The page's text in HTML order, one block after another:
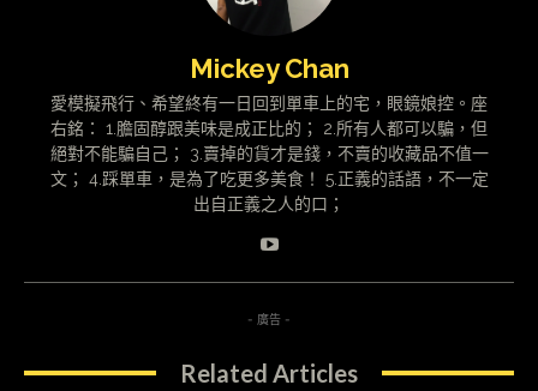
Mickey Chan
愛模擬飛行、希望終有一日回到單車上的宅，眼鏡娘控。座
右銘： 1.膽固醇跟美味是成正比的； 2.所有人都可以騙，但
絕對不能騙自己； 3.賣掉的貨才是錢，不賣的收藏品不值一
文； 4.踩單車，是為了吃更多美食！ 5.正義的話語，不一定
出自正義之人的口；
- 廣告 -
Related Articles